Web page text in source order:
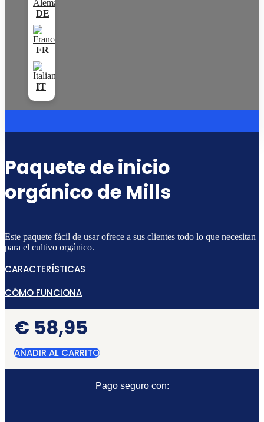
Paquete de inicio
orgánico de Mills
Este paquete fácil de usar ofrece a sus clientes todo lo que necesitan
para el cultivo orgánico.
CARACTERÍSTICAS
CÓMO FUNCIONA
€ 58,95
AÑADIR AL CARRITO
Pago seguro con: